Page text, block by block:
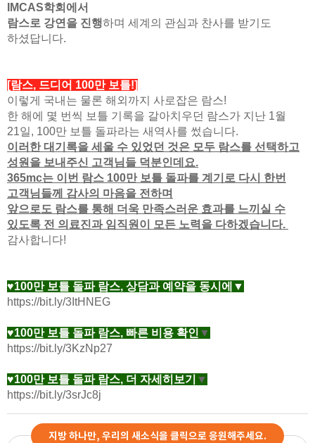
IMCAS학회에서
람스로 강연을 진행하며 세계의 관심과 찬사를 받기도
하셨답니다.
[람스, 드디어 100만 보틀!]
이렇게 국내는 물론 해외까지 사로잡은 람스!
한 해에 몇 번씩 보틀 기록을 갈아치우던 람스가 지난 1월
21일, 100만 보틀 돌파라는 새역사를 썼습니다.
이러한 대기록을 세울 수 있었던 것은 모두 람스를 선택하고
성원을 보내주신 고객님들 덕분인데요.
365mc는 이번 람스 100만 보틀 돌파를 계기로 다시 한번
고객님들께 감사의 마음을 전하며
앞으로도 람스를 통해 더욱 만족스러운 효과를 느끼실 수
있도록 전 의료진과 임직원이 모든 노력을 다하겠습니다.
감사합니다!
♥100만 보틀 돌파 람스, 상담과 예약을 동시에▼
https://bit.ly/3ItHNEG
♥100만 보틀 돌파 람스, 빠른 비용 확인 ▼
https://bit.ly/3KzNp27
♥100만 보틀 돌파 람스, 더 자세히보기 ▼
https://bit.ly/3srJc8j
지방 하나만, 우리의 새소식을 클릭으로 응원해주세요.